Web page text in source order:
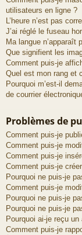
utilisateurs en ligne ?
L’heure n’est pas
J’ai réglé le fuseau
Ma langue n’apparaît
Que signifient les
Comment puis-je
Quel est mon rang et
Pourquoi m’est-il
de courrier
Problèmes de
Comment puis-je
Comment puis-je
Comment puis-je
Comment puis-je
Pourquoi ne puis-je
Comment puis-je
Pourquoi ne puis-je
Pourquoi ne puis-je
Pourquoi ai-je reçu
Comment puis-je